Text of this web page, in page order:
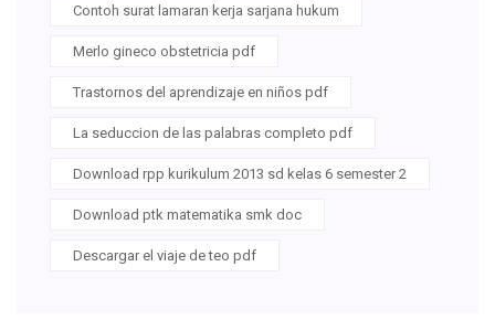
Contoh surat lamaran kerja sarjana hukum
Merlo gineco obstetricia pdf
Trastornos del aprendizaje en niños pdf
La seduccion de las palabras completo pdf
Download rpp kurikulum 2013 sd kelas 6 semester 2
Download ptk matematika smk doc
Descargar el viaje de teo pdf